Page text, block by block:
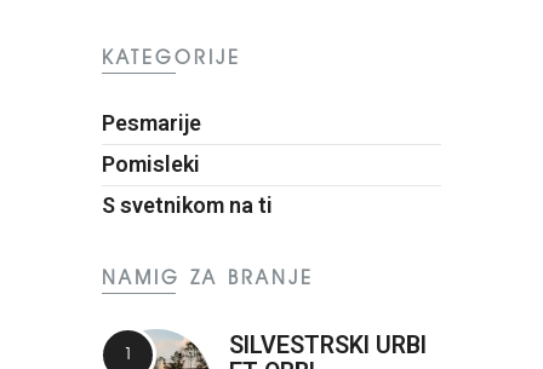
KATEGORIJE
Pesmarije
Pomisleki
S svetnikom na ti
NAMIG ZA BRANJE
SILVESTRSKI URBI